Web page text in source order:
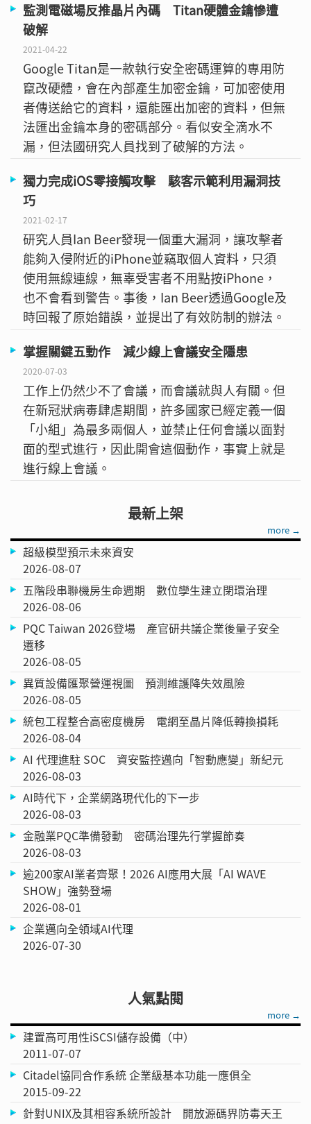
監測電磁場反推晶片內碼 Titan硬體金鑰慘遭
破解
2021-04-22
Google Titan是一款執行安全密碼運算的專用防
竄改硬體，會在內部產生加密金鑰，可加密使用
者傳送給它的資料，還能匯出加密的資料，但無
法匯出金鑰本身的密碼部分。看似安全滴水不
漏，但法國研究人員找到了破解的方法。
獨力完成iOS零接觸攻擊 駭客示範利用漏洞技
巧
2021-02-17
研究人員Ian Beer發現一個重大漏洞，讓攻擊者
能夠入侵附近的iPhone並竊取個人資料，只須
使用無線連線，無辜受害者不用點按iPhone，
也不會看到警告。事後，Ian Beer透過Google及
時回報了原始錯誤，並提出了有效防制的辦法。
掌握關鍵五動作 減少線上會議安全隱患
2020-07-03
工作上仍然少不了會議，而會議就與人有關。但
在新冠狀病毒肆虐期間，許多國家已經定義一個
「小組」為最多兩個人，並禁止任何會議以面對
面的型式進行，因此開會這個動作，事實上就是
進行線上會議。
最新上架
more →
超級模型預示未來資安
2026-08-07
五階段串聯機房生命週期 數位孿生建立閉環治理
2026-08-06
PQC Taiwan 2026登場 產官研共議企業後量子安全
遷移
2026-08-05
異質設備匯聚營運視圖 預測維護降失效風險
2026-08-05
統包工程整合高密度機房 電網至晶片降低轉換損耗
2026-08-04
AI 代理進駐 SOC 資安監控邁向「智動應變」新紀元
2026-08-03
AI時代下，企業網路現代化的下一步
2026-08-03
金融業PQC準備發動 密碼治理先行掌握節奏
2026-08-03
逾200家AI業者齊聚！2026 AI應用大展「AI WAVE
SHOW」強勢登場
2026-08-01
企業邁向全領域AI代理
2026-07-30
人氣點閱
more →
建置高可用性iSCSI儲存設備（中）
2011-07-07
Citadel協同合作系統 企業級基本功能一應俱全
2015-09-22
針對UNIX及其相容系統所設計 開放源碼界防毒天王